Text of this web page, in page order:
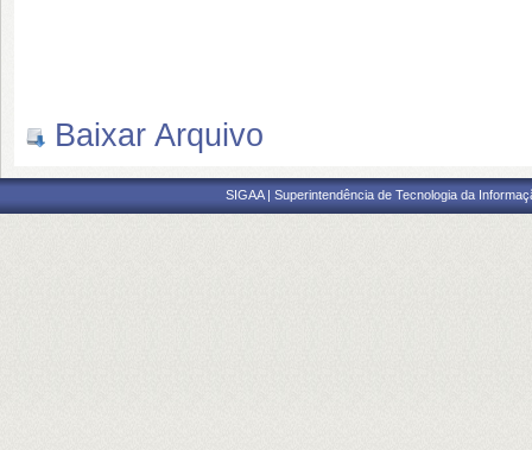
Baixar Arquivo
SIGAA | Superintendência de Tecnologia da